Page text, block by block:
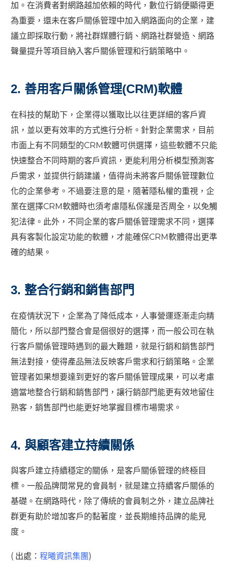
加。在消費者對網路越加依賴的時代，數位行銷便顯得更
為重要，還未在客戶關係管理中加入網路面向的企業，建
議立即採取行動，將社群媒體行銷、網路社群營造、網路
聲量提升等項目納入客戶關係管理和行銷策略中。
2. 善用客戶關係管理(CRM)軟體
在科技的幫助下，企業得以獲取比以往更詳細的客戶資
訊，並以更有效率的方式進行分析。針對企業需求，目前
市面上有不同類型的CRM軟體可供選擇，這些軟體不只能
快速整合不同時期的客戶資訊，更能利用分析模型預測客
戶需求，並提供行銷建議，值得尚未將客戶關係管理數位
化的企業參考。不過要注意的是，隨著隱私權的重視，企
業在選擇CRM軟體時也須考慮隱私保護是否周全，以免觸
犯法律。此外，不同企業的客戶關係管理需求不同，選擇
具有客製化設定功能的軟體，才能確保CRM軟體得出更準
確的結果。
3. 整合行銷和銷售部門
在疫情狀況下，企業為了降低成本，人事營運逐漸走向精
簡化，所以部門整合會是個很好的選擇，而一般公司在執
行客戶關係管理時遇到的最大難題，就是行銷和銷售部門
無法對接，使得產品無法反映客戶需求和行銷策略。企業
管理者如果想要達到更好的客戶關係管理成果，可以考慮
適當地整合行銷和銷售部門，讓行銷部門能更有效地留住
熟客，銷售部門也能更好地掌握目標市場需求。
4. 與顧客建立持續關係
與客戶建立持續穩定的關係，是客戶關係管理的終極目
標。一般品牌間常見的會員制，就是建立持續客戶關係的
基礎。在網路時代，除了傳統的會員制之外，建立品牌社
群更有助於增加客戶的黏著度，並長期維持品牌的能見
度。
( 出處： 程曦資訊集團)